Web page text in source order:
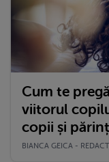
Cum te
viitorul
copii și
BIANCA GEICA -